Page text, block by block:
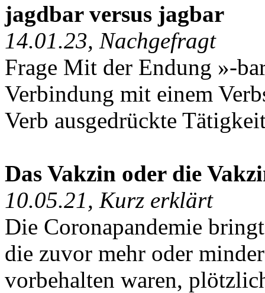
jagdbar versus jagbar
14.01.23, Nachgefragt
Frage Mit der Endung »-
Verbindung mit einem
Verb ausgedrückte
Das Vakzin oder die
10.05.21, Kurz erklärt
Die Coronapandemie
die zuvor mehr oder
vorbehalten waren,